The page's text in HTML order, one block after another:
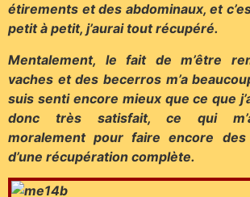
étirements et des abdominaux, et
petit à petit, j’aurai tout récupéré.
Mentalement, le fait de m’être
vaches et des becerros m’a
suis senti encore mieux que ce que
donc très satisfait, ce qui
moralement pour faire encore
d’une récupération complète.